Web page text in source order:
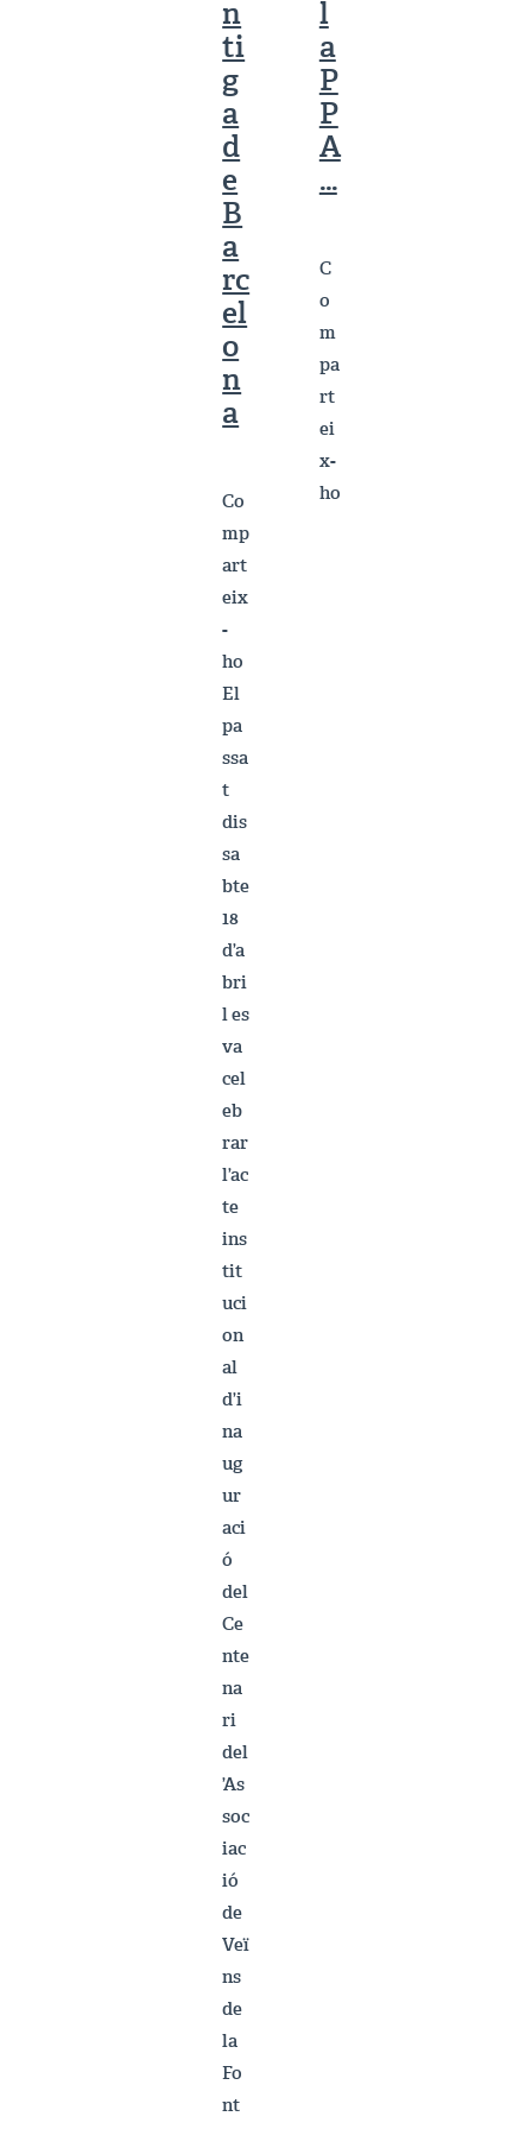
n
ti
g
a
d
e
B
a
rc
el
o
n
a
Co
mp
art
eix
-
ho
El
pa
ssa
t
dis
sa
bte
18
d’a
bri
l es
va
cel
eb
rar
l’ac
te
ins
tit
uci
on
al
d’i
na
ug
ur
aci
ó
del
Ce
nte
na
ri
del
’As
soc
iac
ió
de
Veï
ns
de
la
Fo
nt
l
a
P
P
A
…
C
o
m
pa
rt
ei
x-
ho